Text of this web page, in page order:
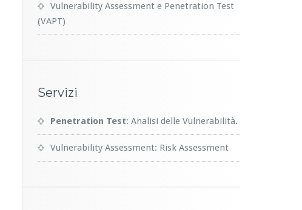
Vulnerability Assessment e Penetration Test
(VAPT)
Servizi
Penetration Test: Analisi delle Vulnerabilità.
Vulnerability Assessment: Risk Assessment